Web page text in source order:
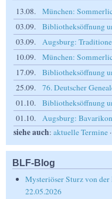
13.08.
München:
03.09.
Bibliotheksöffnung
03.09.
Augsburg:
10.09.
München:
17.09.
Bibliotheksöffnung
25.09.
76. Deutscher
01.10.
Bibliotheksöffnung
01.10.
Augsburg: Bavarikon
siehe auch: aktuelle Termine ·
BLF-Blog
Mysteriöser Sturz von
22.05.2026